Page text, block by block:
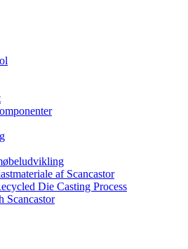
af Scancastor
Die Casting Process
Scancastor